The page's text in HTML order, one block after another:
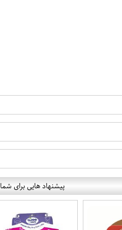
پیشنهاد هایی برای شما